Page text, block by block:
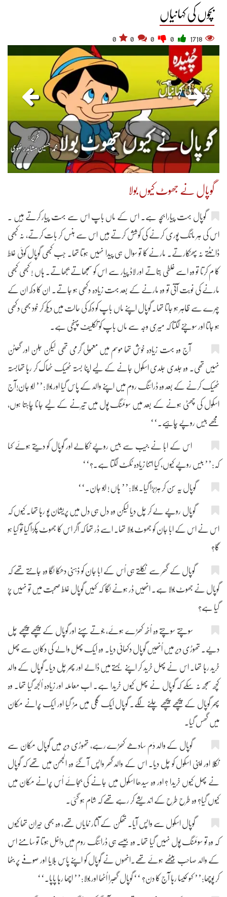
بچوں کی کہانیاں
1718
0
گوپال نے جھوٹ کیوں بولا
گوپال بہت پیارا بچہ ہے۔ اس کے ماں باپ اس سے بہت پیار کرتے ہیں ۔
اس کی ہر مانگ پوری کرنے کی کوشش کرتے ہیں اس سے ہنس کر بات کرتے، نہ کبھی
ڈانٹتے نہ پھٹکارتے۔ مارنے کا تو سوال ہی پیدا نہیں ہوتا تھا۔ جب کبھی گوپال کوئی غلط
کا م کرتا تو وہ اسے غلطی بتاتے اور لاڈ پیار سے اس کو سمجھاتے بجھاتے۔ ہاں ! کبھی کبھی
مارنے کی نوبت آتی تو وہ مارنے کے بعد بہت زیادہ دکھی ہو جاتے۔ ان کا دکھ ان کے
چہرے سے ظاہر ہو جاتا تھا۔ گوپال اپنے ماں باپ کو دکھ کی حالت میں دیکھ کر خود بھی دکھی
ہو جاتا اور سوچنے لگتا کہ میری وجہ سے ماں باپ کو تکلیف پہنچی ہے۔
آج وہ بہت زیادہ خوش تھا موسم میں معمولی گرمی تھی لیکن جلن اور گھٹن
نہیں تھی۔ وہ جلدی جلدی اسکول جانے کے لیے اپنا بستہ ٹھیک ٹھاک کر رہا تھابستہ
ٹھیک کرنے کے بعد وہ ڈرائنگ روم میں اپنے والد کے پاس گیا اور بولا:’’ ابو جان!آج
اسکول کی چھٹی ہونے کے بعد میں سوئمنگ پول میں تیرنے کے لیے جانا چاہتا ہوں،
مجھے بیس روپے چاہیے۔‘‘
اس کے ابّا نے جیب سے بیس روپے نکالے اور گوپال کو دیتے ہوئے کہا
کہ:’’ بیس روپے کیوں، کیا اتنا زیادہ ٹکٹ لگتا ہے۔؟‘‘
گوپال یہ سُن کر ہڑبڑا گیا۔ بولا:’’ ہاں ! ابو جان۔‘‘
گوپال روپے لے کر چل دیا لیکن وہ دل ہی دل میں پریشان پو رہا تھا۔ کیوں کہ
اس نے اس کے ابا جان کو جھوٹ بولا تھا۔ اسے ڈر تھا کہ اگر اس کا جھوٹ پکڑا گیا تو کیا ہو
گا؟
گوپال کے گھر سے نکلتے ہی اُس کے ابا جان کو ذہنی دھکا لگا وہ جانتے تھے کہ
گوپال نے جھوٹ بولا ہے۔ انھیں ڈر ہونے لگا کہ کہیں گوپال غلط صحبت میں تو نہیں پڑ
گیا ہے؟
سوچتے سوچتے وہ اُٹھ کھڑے ہوئے، جوتے پہنے اور گوپال کے پیچھے پیچھے چل
دیے۔ تھوڑی دیر میں اُنھیں گوپال دکھائی دیا۔ وہ ایک پھل والے کی دکان سے پھل
خرید رہا تھا۔ اس نے پھل خرید کر اپنے بستے میں ڈالے اور پھر چل دیا۔ گوپال کے والد
کچھ سمجھ نہ سکے کہ گوپال نے پھل کیوں خریدا ہے۔ اب معاملہ اور زیادہ اُلجھ گیا تھا۔ وہ
پھر گوپال کے پیچھے پیچھے چلنے لگے۔ گوپال ایک گلی میں مڑ گیا اور ایک پُرانے مکان
میں گھس گیا۔
گوپال کے والد دَم سادھے کھڑے رہے، تھوڑی دیر میں گوپال مکان سے
نکلا اور اپنی اسکول کو چل دیا۔ اس کے والد گھر واپس آ گئے وہ الجھن میں تھے کہ گوپال
نے پھل کیوں خریدا ؟ اور وہ سیدھا اسکول میں جانے کی بجائے اُس پُرانے مکان میں
کیوں گیا؟ وہ طرح طرح کے اندیشے کر رہے تھے کہ شام ہو گئی۔
گوپال اسکول سے واپس آیا۔ تھکن کے آثار نمایاں تھے، وہ بھی حیران تھا کیوں
کہ وہ تو سوئمنگ پول نہیں گیا تھا۔ وہ جیسے ہی ڈرائنگ روم میں داخل ہوتا تو سامنے اس
کے والد صاحب بیٹھے ہوئے تھے۔انھوں نے گوپال کو اپنے پاس بلایا اور صوفے پر بٹھا
کر پوچھا:’’ کہو کیسا رہا آج کا دن؟ ‘‘ گوپال گھبرا اُٹھا اور بولا:’’ اچھا رہا پاپا۔‘‘